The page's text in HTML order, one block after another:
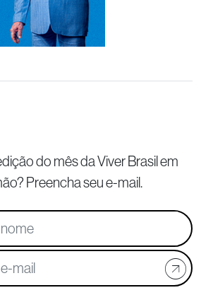
do mês da Viver Brasilem
Preencha seu e-mail.